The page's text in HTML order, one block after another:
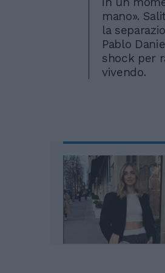
mano».
la
Pablo
shock per
vivendo.